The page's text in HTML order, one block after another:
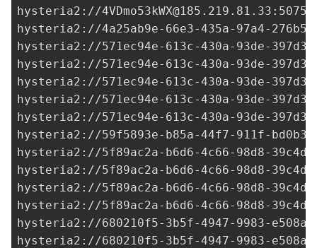
hysteria2://4VDmo53kWX@185.219.81.33
hysteria2://4a25ab9e-66e3-435a-97a4-
hysteria2://571ec94e-613c-430a-93de-
hysteria2://571ec94e-613c-430a-93de-
hysteria2://571ec94e-613c-430a-93de-
hysteria2://571ec94e-613c-430a-93de-
hysteria2://571ec94e-613c-430a-93de-
hysteria2://59f5893e-b85a-44f7-911f-
hysteria2://5f89ac2a-b6d6-4c66-98d8-
hysteria2://5f89ac2a-b6d6-4c66-98d8-
hysteria2://5f89ac2a-b6d6-4c66-98d8-
hysteria2://5f89ac2a-b6d6-4c66-98d8-
hysteria2://680210f5-3b5f-4947-9983-
hysteria2://680210f5-3b5f-4947-9983-